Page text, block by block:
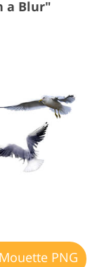
a Blur"
Mouette PNG